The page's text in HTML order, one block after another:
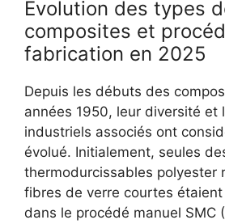
Évolution des types
composites et
fabrication en 2025
Depuis les débuts des
années 1950, leur diversité et
industriels associés ont
évolué. Initialement, seules
thermodurcissables polyester
fibres de verre courtes
dans le procédé manuel SMC